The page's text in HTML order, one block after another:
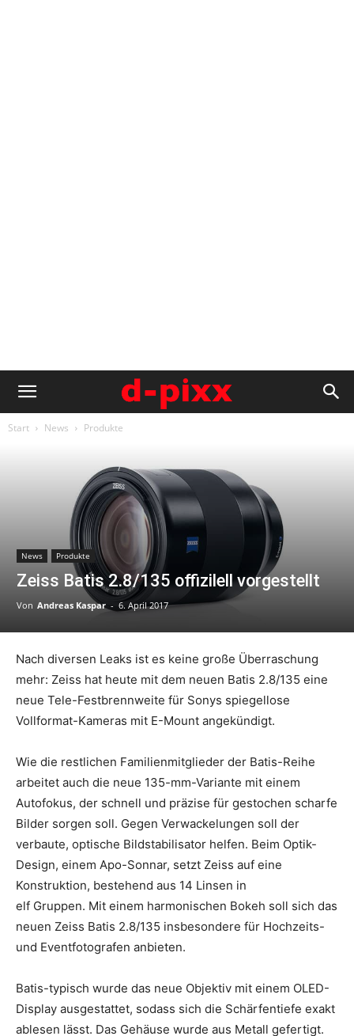
Start News Produkte
News Produkte
Zeiss Batis 2.8/135 offizilell vorgestellt
Von Andreas Kaspar - 6. April 2017
Nach diversen Leaks ist es keine große Überraschung
mehr: Zeiss hat heute mit dem neuen Batis 2.8/135 eine
neue Tele-Festbrennweite für Sonys spiegellose
Vollformat-Kameras mit E-Mount angekündigt.
Wie die restlichen Familienmitglieder der Batis-Reihe
arbeitet auch die neue 135-mm-Variante mit einem
Autofokus, der schnell und präzise für gestochen scharfe
Bilder sorgen soll. Gegen Verwackelungen soll der
verbaute, optische Bildstabilisator helfen. Beim Optik-
Design, einem Apo-Sonnar, setzt Zeiss auf eine
Konstruktion, bestehend aus 14 Linsen in
elf Gruppen. Mit einem harmonischen Bokeh soll sich das
neuen Zeiss Batis 2.8/135 insbesondere für Hochzeits-
und Eventfotografen anbieten.
Batis-typisch wurde das neue Objektiv mit einem OLED-
Display ausgestattet, sodass sich die Schärfentiefe exakt
ablesen lässt. Das Gehäuse wurde aus Metall gefertigt.